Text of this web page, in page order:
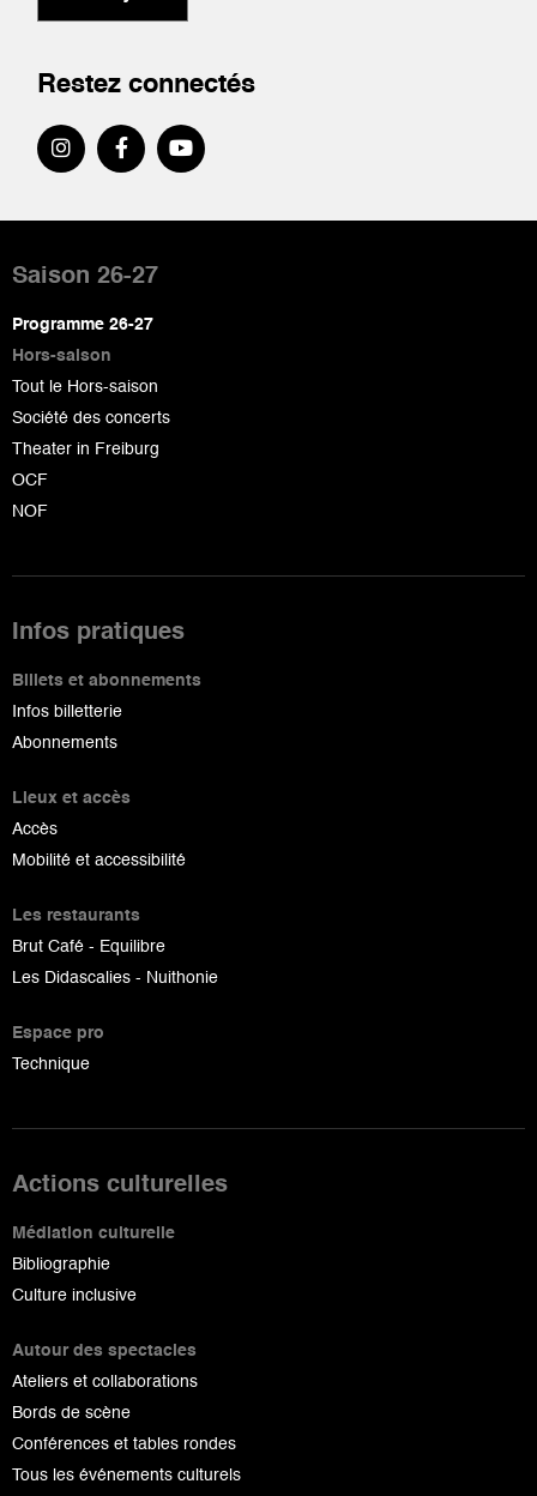
Restez connectés
de
page
Saison 26-27
Programme 26-27
Hors-saison
Tout le Hors-saison
Société des concerts
Theater in Freiburg
OCF
NOF
Infos pratiques
Billets et abonnements
Infos billetterie
Abonnements
Lieux et accès
Accès
Mobilité et accessibilité
Les restaurants
Brut Café - Equilibre
Les Didascalies - Nuithonie
Espace pro
Technique
Actions culturelles
Médiation culturelle
Bibliographie
Culture inclusive
Autour des spectacles
Ateliers et collaborations
Bords de scène
Conférences et tables rondes
Tous les événements culturels